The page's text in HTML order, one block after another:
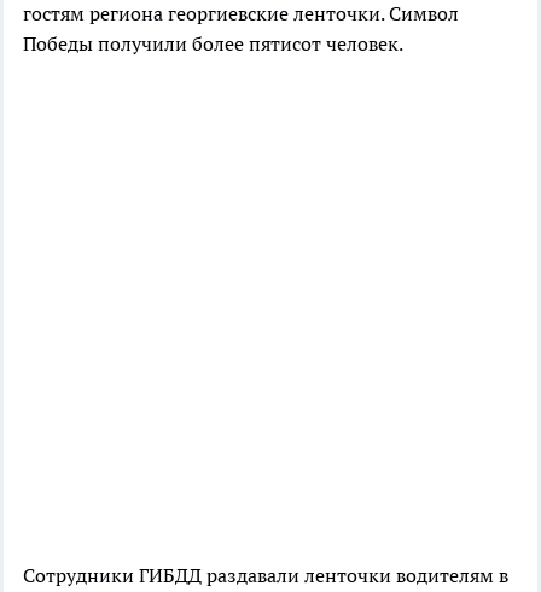
гостям региона георгиевские ленточки. Символ
Победы получили более пятисот человек.
Сотрудники ГИБДД раздавали ленточки водителям в